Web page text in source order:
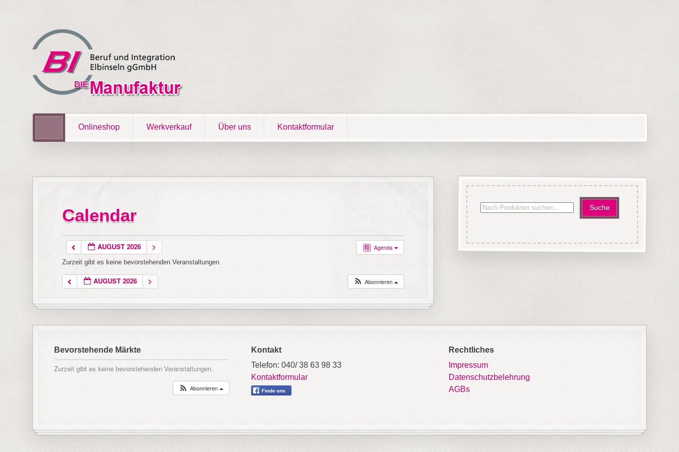
Onlineshop Werkverkauf Über uns Kontaktformular
Calendar
Agenda
AUGUST 2026
Zurzeit gibt es keine bevorstehenden Veranstaltungen.
AUGUST 2026 Abonnieren
Bevorstehende Märkte
Zurzeit gibt es keine bevorstehenden Veranstaltungen.
Abonnieren
Kontakt
Telefon: 040/ 38 63 98 33
Kontaktformular
Rechtliches
Impressum
Datenschutzbelehrung
AGBs